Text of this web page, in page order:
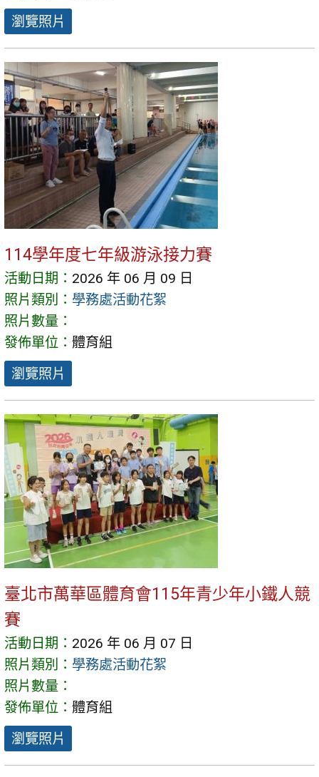
瀏覽照片
114學年度七年級游泳接力賽
活動日期： 2026 年 06 月 09 日
照片類別： 學務處活動花絮
照片數量：
發佈單位： 體育組
瀏覽照片
臺北市萬華區體育會115年青少年小鐵人競
賽
活動日期： 2026 年 06 月 07 日
照片類別： 學務處活動花絮
照片數量：
發佈單位： 體育組
瀏覽照片